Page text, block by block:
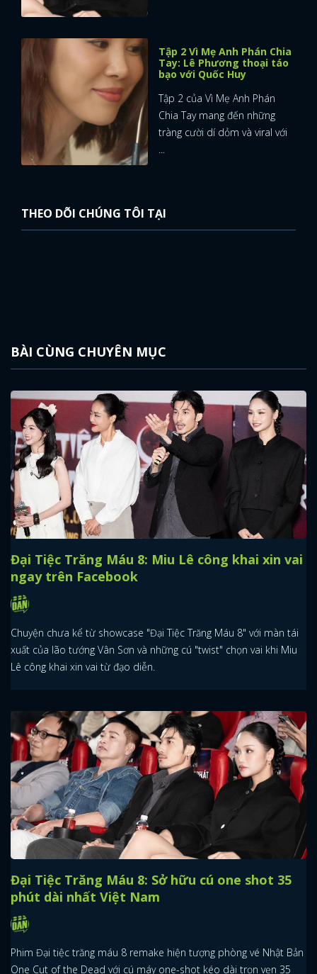
Tập 2 Vì Mẹ Anh Phán Chia
Tay: Lê Phương thoại táo
bạo với Quốc Huy
Tập 2 của Vì Mẹ Anh Phán
Chia Tay mang đến những
tràng cười dí dỏm và viral với
...
THEO DÕI CHÚNG TÔI TẠI
BÀI CÙNG CHUYÊN MỤC
Đại Tiệc Trăng Máu 8: Miu Lê công khai xin vai
ngay trên Facebook
Chuyện chưa kể từ showcase "Đại Tiệc Trăng Máu 8" với màn tái
xuất của lão tướng Vân Sơn và những cú "twist" chọn vai khi Miu
Lê công khai xin vai từ đạo diễn.
Đại Tiệc Trăng Máu 8: Sở hữu cú one shot 35
phút dài nhất Việt Nam
Phim Đại tiệc trăng máu 8 remake hiện tượng phòng vé Nhật Bản
One Cut of the Dead với cú máy one-shot kéo dài trọn vẹn 35